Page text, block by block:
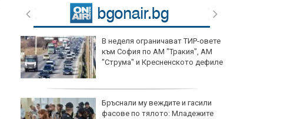
В неделя ограничават ТИР-овете
към София по АМ "Тракия", АМ
"Струма" и Кресненското дефиле
Бръснали му веждите и гасили
фасове по тялото: Младежите